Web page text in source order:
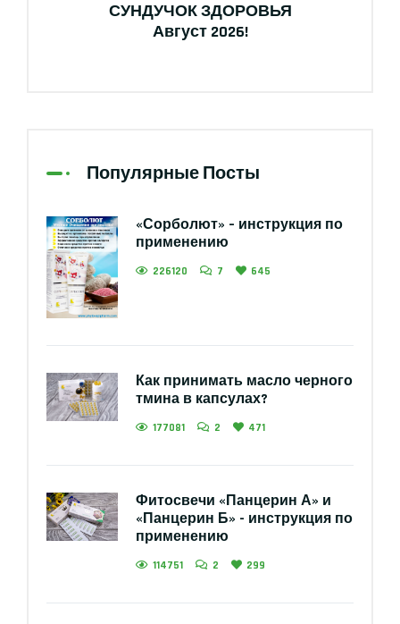
СУНДУЧОК ЗДОРОВЬЯ
Август 2026!
Популярные Посты
«Сорболют» – инструкция по
применению
226120 7 645
Как принимать масло черного
тмина в капсулах?
177081 2 471
Фитосвечи «Панцерин А» и
«Панцерин Б» - инструкция по
применению
114751 2 299